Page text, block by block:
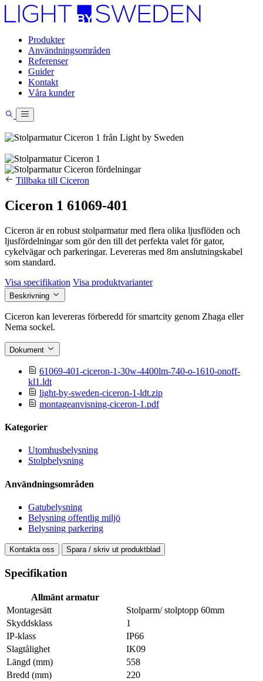
Produkter
Användningsområden
Referenser
Guider
Kontakt
Våra kunder
Tillbaka till Ciceron
Ciceron 1 61069-401
Ciceron är en robust stolparmatur med flera olika ljusflöden och
ljusfördelningar som gör den till det perfekta valet för gator,
cykelvägar och parkeringar. Levereras med 8m anslutningskabel
som standard.
Visa specifikation Visa produktvarianter
Beskrivning
Ciceron kan levereras förberedd för smartcity genom Zhaga eller
Nema sockel.
Dokument
61069-401-ciceron-1-30w-4400lm-740-o-1610-onoff-
kl1.ldt
light-by-sweden-ciceron-1-ldt.zip
montageanvisning-ciceron-1.pdf
Kategorier
Utomhusbelysning
Stolpbelysning
Användningsområden
Gatubelysning
Belysning offentlig miljö
Belysning parkering
Kontakta oss Spara / skriv ut produktblad
Specifikation
Allmänt armatur
Montagesätt
Stolparm/ stolptopp 60mm
Skyddsklass
1
IP-klass
IP66
Slagtålighet
IK09
Längd (mm)
558
Bredd (mm)
220